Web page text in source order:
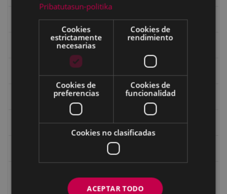
Fondo Bolumburu
Fondo Carlos Narbaiza
Iglesia de Azitain
Pribatutasun-politika
Cookies
estrictamente
necesarias
Cookies de
rendimiento
Cookies de
preferencias
Cookies de
funcionalidad
Cookies no clasificadas
ACEPTAR TODO